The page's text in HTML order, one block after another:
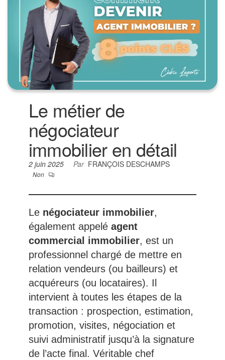
Le métier de
négociateur
immobilier en détail
2 juin 2025 Par FRANÇOIS DESCHAMPS
Non
Le négociateur immobilier,
également appelé agent
commercial immobilier, est un
professionnel chargé de mettre en
relation vendeurs (ou bailleurs) et
acquéreurs (ou locataires). Il
intervient à toutes les étapes de la
transaction : prospection, estimation,
promotion, visites, négociation et
suivi administratif jusqu’à la signature
de l’acte final. Véritable chef